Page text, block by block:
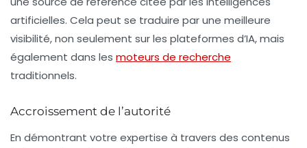
artificielles. Cela peut se traduire par une meilleure
visibilité, non seulement sur les plateformes d’IA, mais
également dans les moteurs de recherche
traditionnels.
Accroissement de l’autorité
En démontrant votre expertise à travers des contenus